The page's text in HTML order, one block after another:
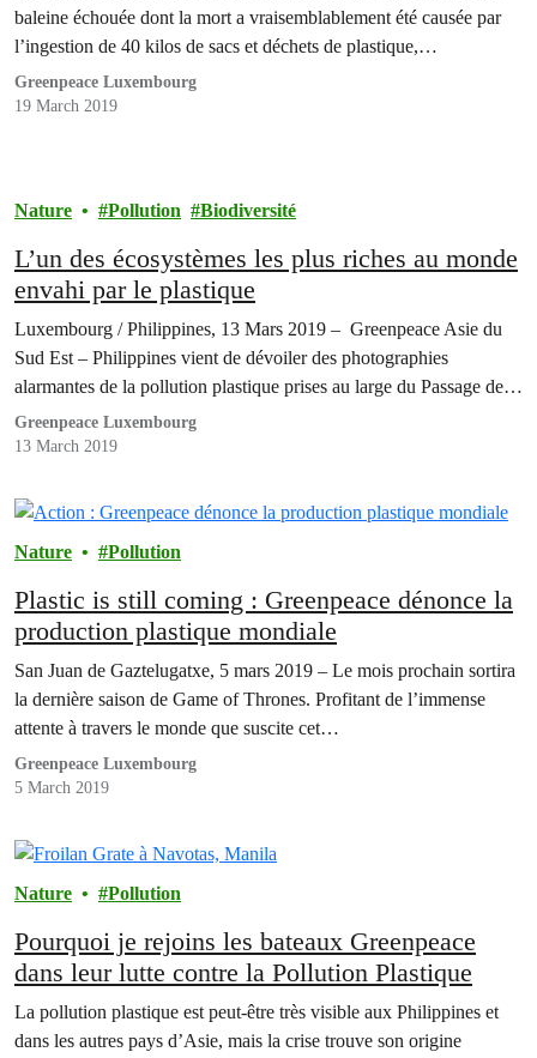
baleine échouée dont la mort a vraisemblablement été causée par
l’ingestion de 40 kilos de sacs et déchets de plastique,…
Greenpeace Luxembourg
19 March 2019
Nature Pollution Biodiversité
L’un des écosystèmes les plus riches au monde
envahi par le plastique
Luxembourg / Philippines, 13 Mars 2019 – Greenpeace Asie du
Sud Est – Philippines vient de dévoiler des photographies
alarmantes de la pollution plastique prises au large du Passage de…
Greenpeace Luxembourg
13 March 2019
Nature Pollution
Plastic is still coming : Greenpeace dénonce la
production plastique mondiale
San Juan de Gaztelugatxe, 5 mars 2019 – Le mois prochain sortira
la dernière saison de Game of Thrones. Profitant de l’immense
attente à travers le monde que suscite cet…
Greenpeace Luxembourg
5 March 2019
Nature Pollution
Pourquoi je rejoins les bateaux Greenpeace
dans leur lutte contre la Pollution Plastique
La pollution plastique est peut-être très visible aux Philippines et
dans les autres pays d’Asie, mais la crise trouve son origine